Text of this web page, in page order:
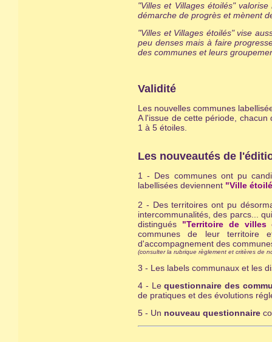
"Villes et Villages étoilés"
démarche de progrès et mènent
"Villes et Villages étoilés" vise
peu denses mais à faire
des communes et leurs
Validité
Les nouvelles communes
A l'issue de cette période,
1 à 5 étoiles.
Les nouveautés de
1 - Des communes ont pu
labellisées deviennent "Ville
2 - Des territoires ont pu
intercommunalités, des parcs...
distingués "Territoire de
communes de leur territoire
d'accompagnement des
(consulter la rubrique règlement et critères de
3 - Les labels communaux et les
4 - Lequestionnaire des
de pratiques et des évolutions
5 - Un nouveau questionnaire